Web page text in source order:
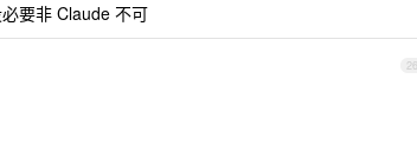
要非 Claude 不可
26